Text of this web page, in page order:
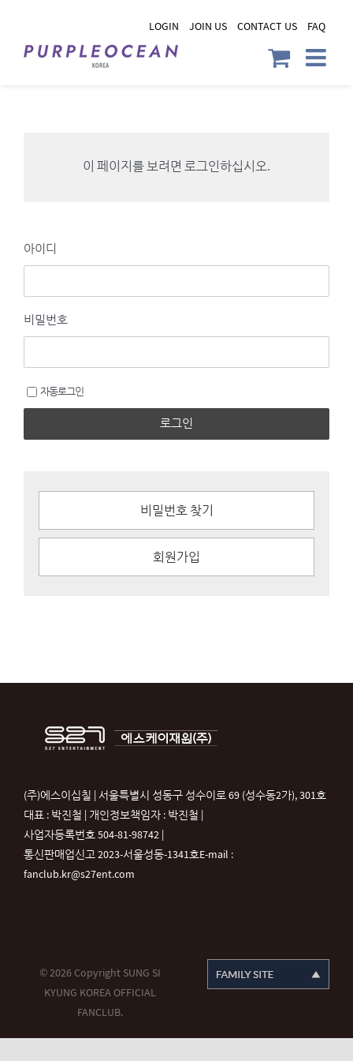
content
LOGIN JOIN US CONTACT US FAQ
이 페이지를 보려면 로그인하십시오.
아이디
비밀번호
자동로그인
로그인
비밀번호 찾기
회원가입
(주)에스이십칠 | 서울특별시 성동구 성수이로 69 (성수동2가), 301호
대표 : 박진철 | 개인정보책임자 : 박진철 |
사업자등록번호 504-81-98742 |
통신판매업신고 2023-서울성동-1341호E-mail :
fanclub.kr@s27ent.com
© 2026 Copyright SUNG SI
KYUNG KOREA OFFICIAL
FANCLUB.